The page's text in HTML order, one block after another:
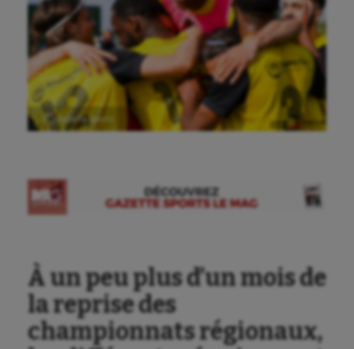
Ⓒ Gazette Sports
À un peu plus d’un mois de
la reprise des
championnats régionaux,